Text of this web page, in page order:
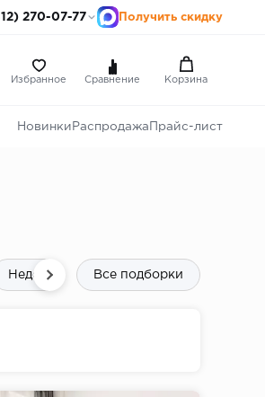
270-07-77 Получить скидку
Избранное Сравнение Корзина
Новинки Распродажа Прайс-лист
Недорогой линолеум
Все подборки